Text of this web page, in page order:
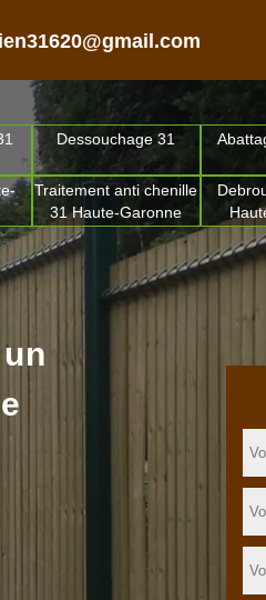
Dessouchage 31
Traitement anti chenille
31 Haute-Garonne